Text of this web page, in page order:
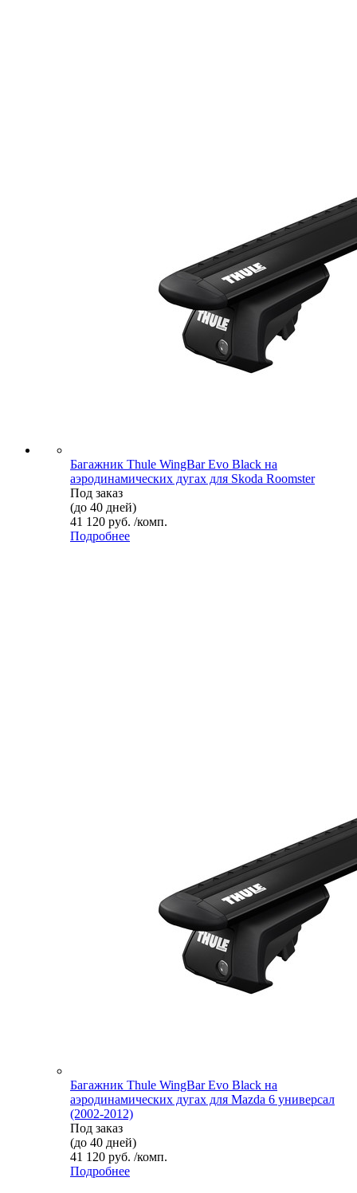
Багажник Thule WingBar Evo Black на
аэродинамических дугах для Skoda Roomster
Под заказ
(до 40 дней)
41 120 руб. /комп.
Подробнее
Багажник Thule WingBar Evo Black на
аэродинамических дугах для Mazda 6 универсал
(2002-2012)
Под заказ
(до 40 дней)
41 120 руб. /комп.
Подробнее